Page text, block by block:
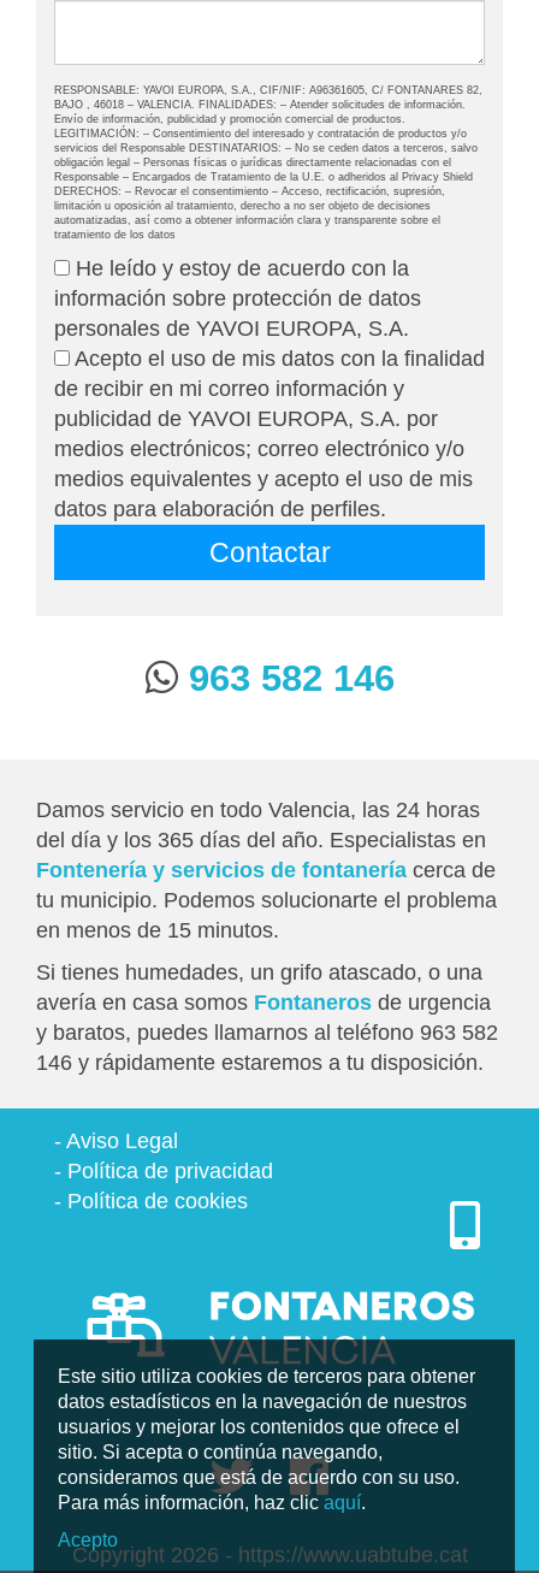
Este sitio utiliza cookies de terceros para obtener
datos estadísticos en la navegación de nuestros
usuarios y mejorar los contenidos que ofrece el
sitio. Si acepta o continúa navegando,
consideramos que está de acuerdo con su uso.
Para más información, haz clic aquí.
Acepto
RESPONSABLE: YAVOI EUROPA, S.A., CIF/NIF: A96361605, C/ FONTANARES 82,
BAJO , 46018 – VALENCIA. FINALIDADES: – Atender solicitudes de información.
Envío de información, publicidad y promoción comercial de productos.
LEGITIMACIÓN: – Consentimiento del interesado y contratación de productos y/o
servicios del Responsable DESTINATARIOS: – No se ceden datos a terceros, salvo
obligación legal – Personas físicas o jurídicas directamente relacionadas con el
Responsable – Encargados de Tratamiento de la U.E. o adheridos al Privacy Shield
DERECHOS: – Revocar el consentimiento – Acceso, rectificación, supresión,
limitación u oposición al tratamiento, derecho a no ser objeto de decisiones
automatizadas, así como a obtener información clara y transparente sobre el
tratamiento de los datos
He leído y estoy de acuerdo con la
información sobre protección de datos
personales de YAVOI EUROPA, S.A.
Acepto el uso de mis datos con la finalidad
de recibir en mi correo información y
publicidad de YAVOI EUROPA, S.A. por
medios electrónicos; correo electrónico y/o
medios equivalentes y acepto el uso de mis
datos para elaboración de perfiles.
963 582 146
Damos servicio en todo Valencia, las 24 horas
del día y los 365 días del año. Especialistas en
Fontenería y servicios de fontanería cerca de
tu municipio. Podemos solucionarte el problema
en menos de 15 minutos.
Si tienes humedades, un grifo atascado, o una
avería en casa somos Fontaneros de urgencia
y baratos, puedes llamarnos al teléfono 963 582
146 y rápidamente estaremos a tu disposición.
- Aviso Legal
- Política de privacidad
- Política de cookies
Copyright 2026 - https://www.uabtube.cat